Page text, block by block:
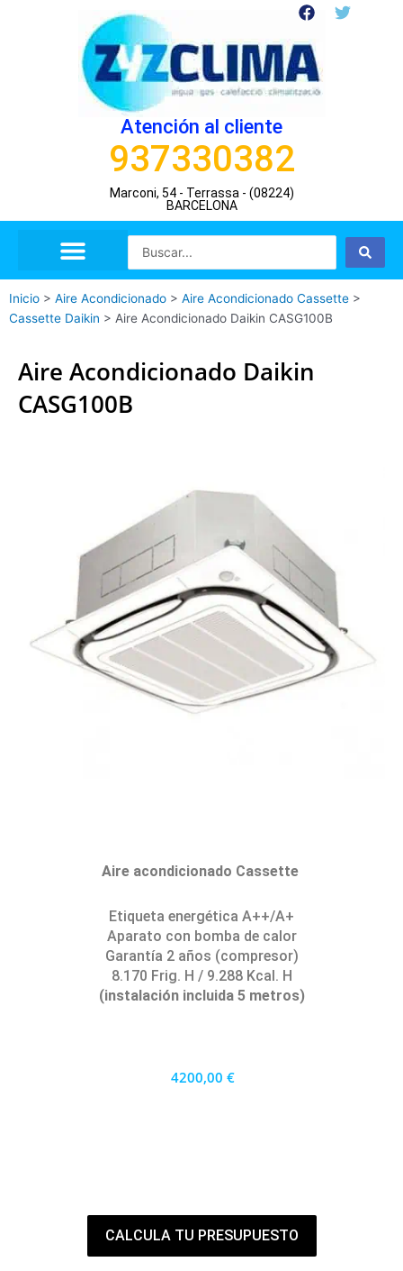
F
e
b
o
T
Atención al cliente
937330382
Marconi, 54 - Terrassa - (08224)
BARCELONA
Search
Inicio > Aire Acondicionado > Aire Acondicionado Cassette >
Cassette Daikin > Aire Acondicionado Daikin CASG100B
Aire Acondicionado Daikin
CASG100B
Aire acondicionado Cassette
Etiqueta energética A++/A+
Aparato con bomba de calor
Garantía 2 años (compresor)
8.170 Frig. H / 9.288 Kcal. H
(instalación incluida 5 metros)
4200,00 €
CALCULA TU PRESUPUESTO